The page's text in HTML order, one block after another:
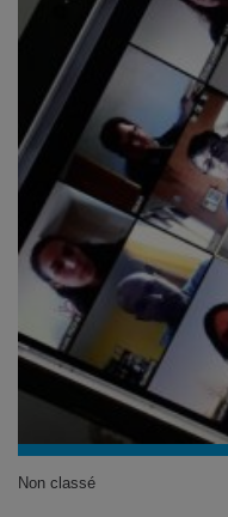
Non classé